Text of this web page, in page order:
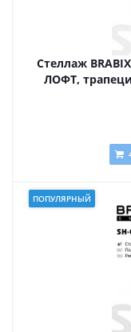
Стеллаж
ЛОФТ,
ПОПУЛЯРНЫЙ